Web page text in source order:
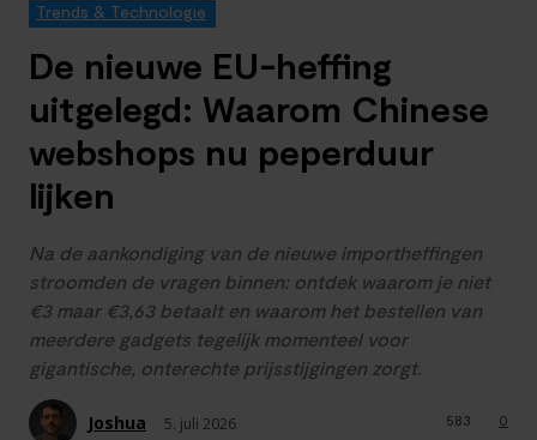
Trends & Technologie
De nieuwe EU-heffing
uitgelegd: Waarom Chinese
webshops nu peperduur
lijken
Na de aankondiging van de nieuwe importheffingen
stroomden de vragen binnen: ontdek waarom je niet
€3 maar €3,63 betaalt en waarom het bestellen van
meerdere gadgets tegelijk momenteel voor
gigantische, onterechte prijsstijgingen zorgt.
Joshua 5. juli 2026 0
583